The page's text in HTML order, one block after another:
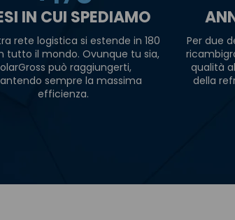
IN CUI SPEDIAMO
rete logistica si estende in 180
tutto il mondo. Ovunque tu sia,
può raggiungerti,
sempre la massima
efficienza.
Per due
qualità
della